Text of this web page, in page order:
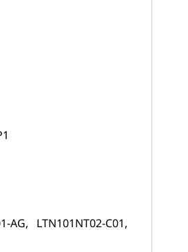
AG, LTN101NT02-C01,